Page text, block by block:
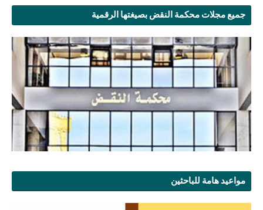
جميع مجلات محكمة النقض بصيغتها الرقمية
مواعيد هامة للباحثين